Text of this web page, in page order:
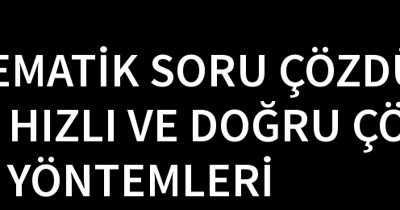
SORU
VE DOĞRU
YÖNTEMLERI